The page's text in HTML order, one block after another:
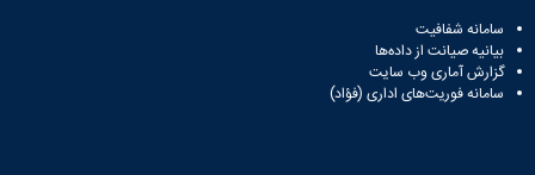
سامانه شفافیت
بیانیه صیانت از داده‌ها
گزارش آماری وب‌ سایت
سامانه فوریت‌های اداری (فؤاد)